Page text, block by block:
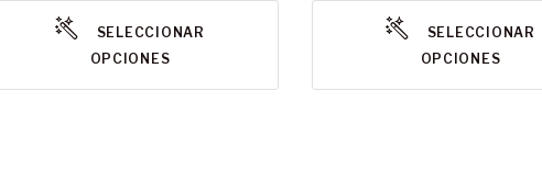
SELECCIONAR
OPCIONES
SELECCIONAR
OPCIONES